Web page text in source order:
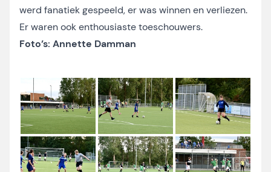
werd fanatiek gespeeld, er was winnen en verliezen.
Er waren ook enthousiaste toeschouwers.
Foto’s: Annette Damman